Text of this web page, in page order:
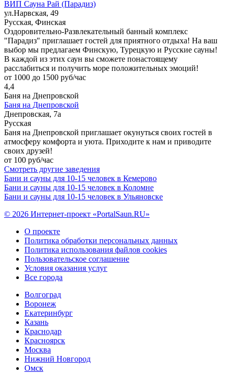
ВИП Сауна Рай (Парадиз)
ул.Нарвская, 49
Русская, Финская
Оздоровительно-Развлекательный банный комплекс
"Парадиз" приглашает гостей для приятного отдыха! На ваш
выбор мы предлагаем Финскую, Турецкую и Русские сауны!
В каждой из этих саун вы сможете понастоящему
расслабиться и получить море положительных эмоций!
от 1000 до 1500 руб/час
4,4
Баня на Днепровской
Баня на Днепровской
Днепровская, 7а
Русская
Баня на Днепровской приглашает окунуться своих гостей в
атмосферу комфорта и уюта. Приходите к нам и приводите
своих друзей!
от 100 руб/час
Смотреть другие заведения
Бани и сауны для 10-15 человек в Кемерово
Бани и сауны для 10-15 человек в Коломне
Бани и сауны для 10-15 человек в Ульяновске
© 2026 Интернет-проект «PortalSaun.RU»
О проекте
Политика обработки персональных данных
Политика использования файлов cookies
Пользовательское соглашение
Условия оказания услуг
Все города
Волгоград
Воронеж
Екатеринбург
Казань
Краснодар
Красноярск
Москва
Нижний Новгород
Омск